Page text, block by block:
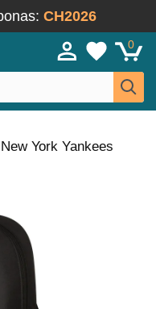
CH2026
0
York Yankees